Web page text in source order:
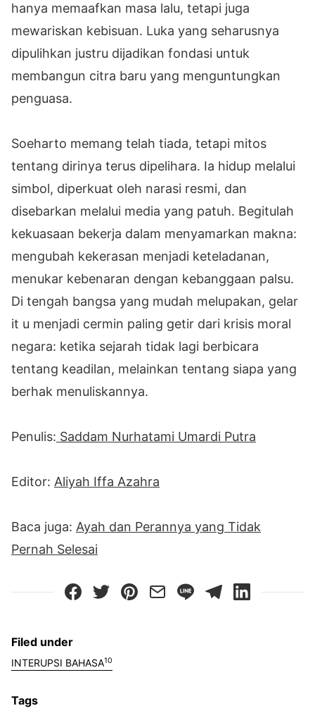
hanya memaafkan masa lalu, tetapi juga
mewariskan kebisuan. Luka yang seharusnya
dipulihkan justru dijadikan fondasi untuk
membangun citra baru yang menguntungkan
penguasa.
Soeharto memang telah tiada, tetapi mitos
tentang dirinya terus dipelihara. Ia hidup melalui
simbol, diperkuat oleh narasi resmi, dan
disebarkan melalui media yang patuh. Begitulah
kekuasaan bekerja dalam menyamarkan makna:
mengubah kekerasan menjadi keteladanan,
menukar kebenaran dengan kebanggaan palsu.
Di tengah bangsa yang mudah melupakan, gelar
it u menjadi cermin paling getir dari krisis moral
negara: ketika sejarah tidak lagi berbicara
tentang keadilan, melainkan tentang siapa yang
berhak menuliskannya.
Penulis: Saddam Nurhatami Umardi Putra
Editor: Aliyah Iffa Azahra
Baca juga: Ayah dan Perannya yang Tidak
Pernah Selesai
Filed under
INTERUPSI BAHASA10
Tags